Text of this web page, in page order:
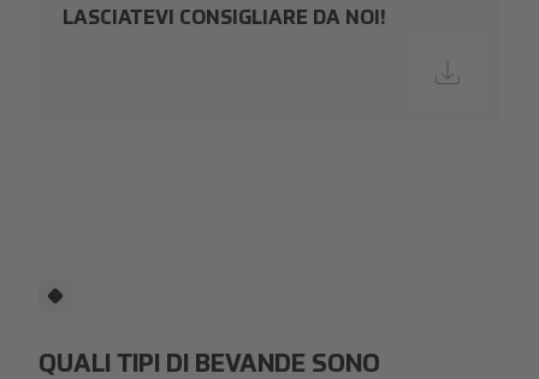
LASCIATEVI CONSIGLIARE DA NOI!
QUALI TIPI DI BEVANDE SONO